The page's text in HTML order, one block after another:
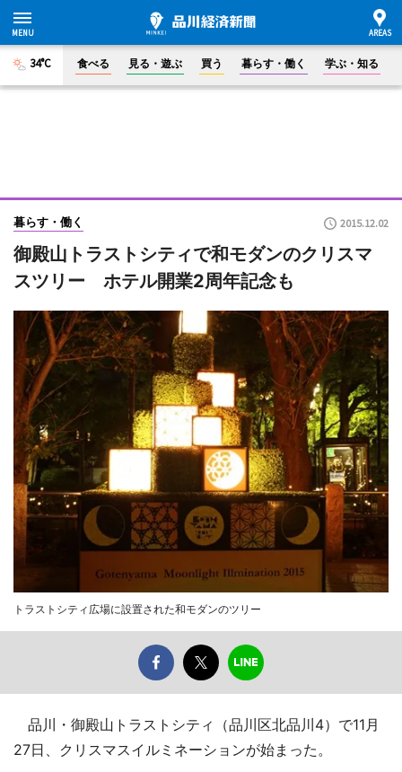
34°C 食べる 見る・遊ぶ 買う 暮らす・働く 学ぶ・知る
暮らす・働く 2015.12.02
御殿山トラストシティで和モダンのクリスマ
スツリー ホテル開業2周年記念も
トラストシティ広場に設置された和モダンのツリー
品川・御殿山トラストシティ（品川区北品川4）で11月
27日、クリスマスイルミネーションが始まった。